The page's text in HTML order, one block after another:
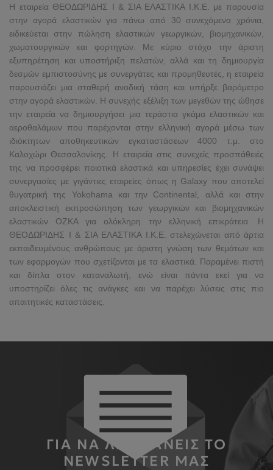
Η εταιρεία ΘΕΟΔΩΡΙΔΗΣ Ι & ΣΙΑ ΕΛΑΣΤΙΚΑ Ι.Κ.Ε. με παρουσία
στην αγορά ελαστικών για πάνω από 30 συνεχόμενα χρόνια,
ειδικεύεται στην πώληση ελαστικών γεωργικών, βιομηχανικών,
χωματουργικών και φορτηγών. Με κύριο στόχο την άριστη
εξυπηρέτηση και υποστήριξη πελατών, αλλά και τη δημιουργία
δεσμών εμπιστοσύνης με συνεργάτες και προμηθευτές, η εταιρεία
παρουσιάζει μια σταθερή ανοδική τάση και υπήρξε βαρόμετρο
στην αγορά ελαστικών. Η συνεχής εξέλιξη των μεγεθών της ώθησε
την εταιρεία να δημιουργήσει μια τεράστια γκάμα ελαστικών και
αεροθαλάμων που παρέχονται στην ελληνική αγορά μέσω των
ιδιόκτητων αποθηκευτικών εγκαταστάσεων 4000 τ.μ. στο
Καλοχώρι Θεσσαλονίκης. Η εταιρεία στις συνεχείς προσπάθειές
της να προσφέρει ποιοτικά ελαστικά και υπηρεσίες έχει συνάψει
συνεργασίες με γιγάντιες εταιρείες όπως η Galaxy που αποτελεί
θυγατρική της Yokohama και την Continental, αλλά και στην
αποκλειστική εκπροσώπηση των γεωργικών και βιομηχανικών
ελαστικών ΟΖΚΑ για ολόκληρη την ελληνική επικράτεια. Η
ΘΕΟΔΩΡΙΔΗΣ Ι & ΣΙΑ ΕΛΑΣΤΙΚΑ Ι.Κ.Ε. στελεχώνεται από άρτια
εκπαιδευμένους ανθρώπους με άριστη γνώση των θεμάτων και
των εφαρμογών που σχετίζονται με τα ελαστικά. Παραμένει πιστή
και δίπλα στον καταναλωτή, ενώ είναι πάντα εκεί για να
υποστηρίζει όλες τις ανάγκες και να παρέχει λύσεις στις πιο
απαιτητικές καταστάσεις.
ΓΙΑ ΝΑ ΛΑΜΒΑΝΕΙΣ ΤΟ
NEWSLETTER ΜΑΣ